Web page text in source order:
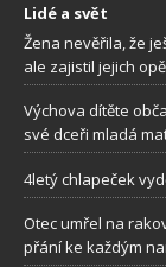
Lidé a svět
Žena nevěřila, že
ale zajistil jejich
Výchova dítěte
své dceři mladá
4letý chlapeček
Otec umřel na
přání ke každým